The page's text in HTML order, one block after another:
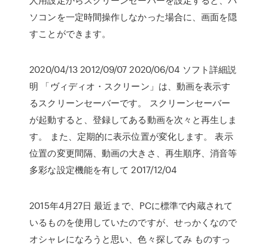
ソコンを一定時間操作しなかった場合に、画面を隠
すことができます。
2020/04/13 2012/09/07 2020/06/04 ソフト詳細説
明 「ヴィディオ・スクリーン」は、動画を表示す
るスクリーンセーバーです。 スクリーンセーバー
が起動すると、登録してある動画を次々と再生しま
す。 また、定期的に表示位置が変化します。 表示
位置の変更間隔、動画の大きさ、再生順序、消音等
多彩な設定機能を有して 2017/12/04
2015年4月27日 最近まで、PCに標準で内蔵されて
いるものを使用していたのですが、せっかくなので
オシャレになろうと思い、色々探してみ ものすっ